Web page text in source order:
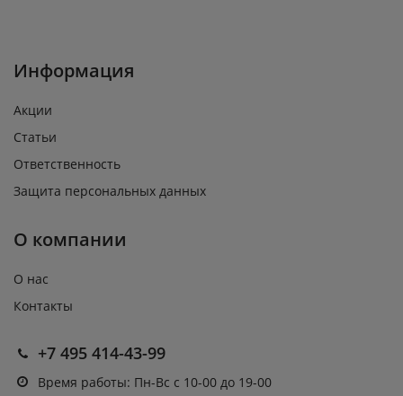
Информация
Акции
Статьи
Ответственность
Защита персональных данных
О компании
О нас
Контакты
+7 495 414-43-99
Время работы: Пн-Вс с 10-00 до 19-00